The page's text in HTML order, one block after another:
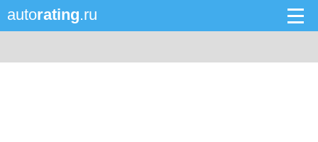
autorating.ru